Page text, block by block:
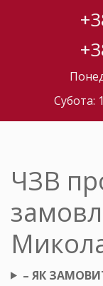
Субота:
ЧЗВ
– ЯК